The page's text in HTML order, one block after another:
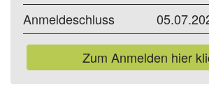
Anmeldeschluss
Zum Anmelden hier